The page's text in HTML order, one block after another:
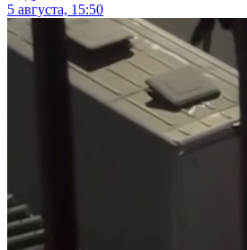
5 августа, 15:50